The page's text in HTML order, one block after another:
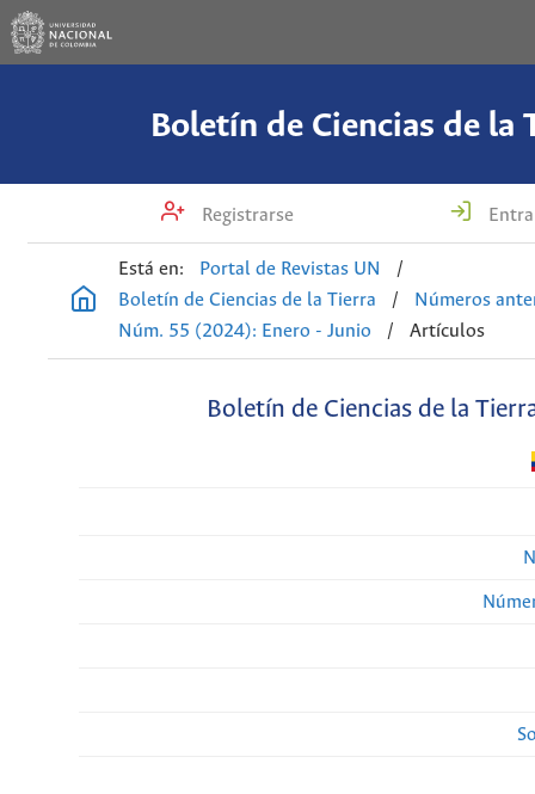
Boletín de Ciencias de la
Registrarse
Está en: Portal de Revistas UN
/
Boletín de Ciencias de la Tierra
/
Números
Núm. 55 (2024): Enero - Junio
/ Artículos
Boletín de Ciencias de la